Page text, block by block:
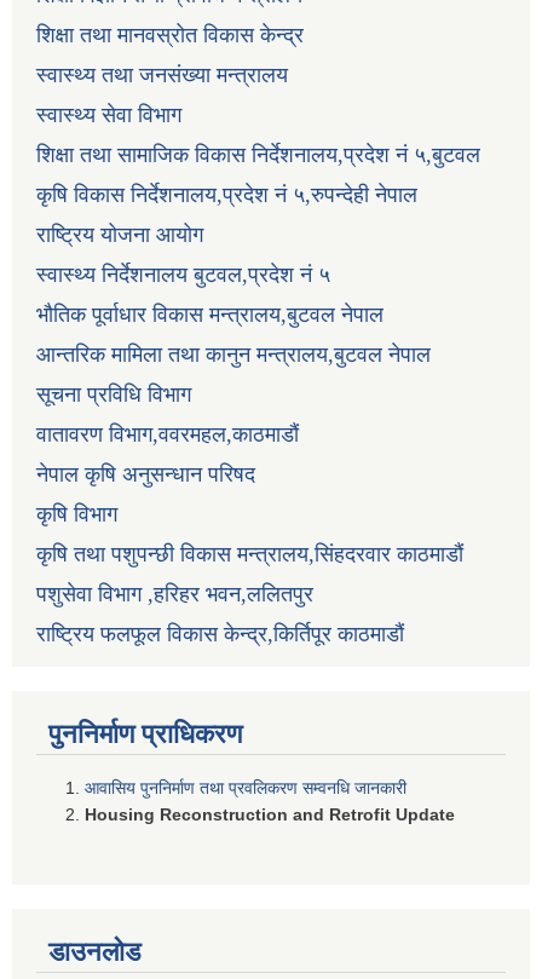
शिक्षा तथा मानवस्रोत विकास केन्द्र
स्वास्थ्य तथा जनसंख्या मन्त्रालय
स्वास्थ्य सेवा विभाग
शिक्षा तथा सामाजिक विकास निर्देशनालय,प्रदेश नं ५,बुटवल
कृषि विकास निर्देशनालय,प्रदेश नं ५,रुपन्देही नेपाल
राष्ट्रिय योजना आयोग
स्वास्थ्य निर्देशनालय बुटवल,प्रदेश नं ५
भौतिक पूर्वाधार विकास मन्त्रालय,बुटवल नेपाल
आन्तरिक मामिला तथा कानुन मन्त्रालय,बुटवल नेपाल
सूचना प्रविधि विभाग
वातावरण विभाग,ववरमहल,काठमाडौं
नेपाल कृषि अनुसन्धान परिषद
कृषि विभाग
कृषि तथा पशुपन्छी विकास मन्त्रालय,सिंहदरवार काठमाडौं
पशुसेवा विभाग ,हरिहर भवन,ललितपुर
राष्ट्रिय फलफूल विकास केन्द्र,किर्तिपूर काठमाडौं
पुननिर्माण प्राधिकरण
आवासिय पुननिर्माण तथा प्रवलिकरण सम्वनधि जानकारी
Housing Reconstruction and Retrofit Update
डाउनलोड